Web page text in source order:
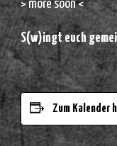
> more soon <
S(w)ingt euch
Zum Kalender